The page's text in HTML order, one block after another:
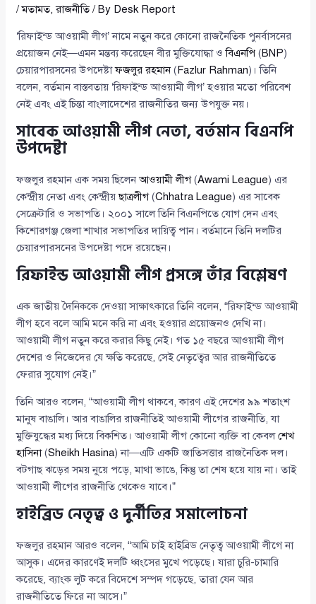
/মতামত,রাজনীতি/ By Desk Report
‘রিফাইন্ড আওয়ামী লীগ’ নামে নতুন করে কোনো রাজনৈতিক পুনর্বাসনের
প্রয়োজন নেই—এমন মন্তব্য করেছেন বীর মুক্তিযোদ্ধা ওবিএনপি (BNP)
চেয়ারপারসনের উপদেষ্টাফজলুর রহমান( Fazlur Rahman)। তিনি
বলেন, বর্তমান বাস্তবতায় ‘রিফাইন্ড আওয়ামী লীগ’ হওয়ার মতো পরিবেশ
নেই এবং এই চিন্তা বাংলাদেশের রাজনীতির জন্য উপযুক্ত নয়।
সাবেক আওয়ামী লীগ নেতা, বর্তমান বিএনপি
উপদেষ্টা
ফজলুর রহমান এক সময় ছিলেনআওয়ামী লীগ(Awami League) এর
কেন্দ্রীয় নেতা এবং কেন্দ্রীয়ছাত্রলীগ(Chhatra League) এর সাবেক
সেক্রেটারি ও সভাপতি। ২০০১ সালে তিনি বিএনপিতে যোগ দেন এবং
কিশোরগঞ্জ জেলা শাখার সভাপতির দায়িত্ব পান। বর্তমানে তিনি দলটির
চেয়ারপারসনের উপদেষ্টা পদে রয়েছেন।
রিফাইন্ড আওয়ামী লীগ প্রসঙ্গে তাঁর বিশ্লেষণ
এক জাতীয় দৈনিককে দেওয়া সাক্ষাৎকারে তিনি বলেন, “রিফাইন্ড আওয়ামী
লীগ হবে বলে আমি মনে করি না এবং হওয়ার প্রয়োজনও দেখি না।
আওয়ামী লীগ নতুন করে করার কিছু নেই। গত ১৫ বছরে আওয়ামী লীগ
দেশের ও নিজেদের যে ক্ষতি করেছে, সেই নেতৃত্বের আর রাজনীতিতে
ফেরার সুযোগ নেই।”
তিনি আরও বলেন, “আওয়ামী লীগ থাকবে, কারণ এই দেশের ৯৯ শতাংশ
মানুষ বাঙালি। আর বাঙালির রাজনীতিই আওয়ামী লীগের রাজনীতি, যা
মুক্তিযুদ্ধের মধ্য দিয়ে বিকশিত। আওয়ামী লীগ কোনো ব্যক্তি বা কেবলশেখ
হাসিনা(Sheikh Hasina) না—এটি একটি জাতিসত্তার রাজনৈতিক দল।
বটগাছ ঝড়ের সময় নুয়ে পড়ে, মাথা ভাঙে, কিন্তু তা শেষ হয়ে যায় না। তাই
আওয়ামী লীগের রাজনীতি থেকেও যাবে।”
হাইব্রিড নেতৃত্ব ও দুর্নীতির সমালোচনা
ফজলুর রহমান আরও বলেন, “আমি চাই হাইব্রিড নেতৃত্ব আওয়ামী লীগে না
আসুক। এদের কারণেই দলটি ধ্বংসের মুখে পড়েছে। যারা চুরি-চামারি
করেছে, ব্যাংক লুট করে বিদেশে সম্পদ গড়েছে, তারা যেন আর
রাজনীতিতে ফিরে না আসে।”